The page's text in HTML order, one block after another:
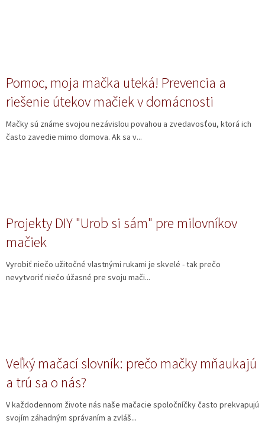
Pomoc, moja mačka uteká! Prevencia a
riešenie útekov mačiek v domácnosti
Mačky sú známe svojou nezávislou povahou a zvedavosťou, ktorá ich
často zavedie mimo domova. Ak sa v...
Projekty DIY "Urob si sám" pre milovníkov
mačiek
Vyrobiť niečo užitočné vlastnými rukami je skvelé - tak prečo
nevytvoriť niečo úžasné pre svoju mači...
Veľký mačací slovník: prečo mačky mňaukajú
a trú sa o nás?
V každodennom živote nás naše mačacie spoločníčky často prekvapujú
svojím záhadným správaním a zvláš...